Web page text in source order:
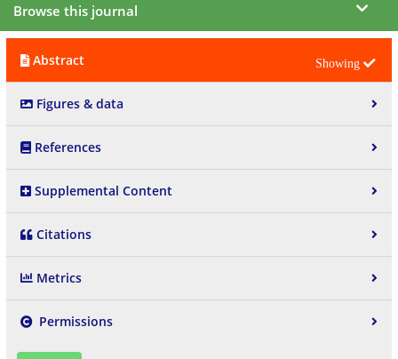
Browse this journal
Abstract
Figures & data
References
Supplemental Content
Citations
Metrics
Permissions